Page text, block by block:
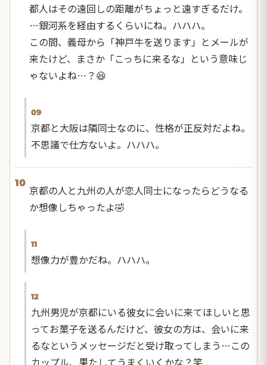
都人はその遠回しの距離がちょっと遠すぎるだけ。
…銀河系を経由するくらいにね。ハハハ。
この間、義母から「神戸牛を送ります」とメールが
来たけど、まさか「こっちに来るな」という意味じ
ゃないよね…？😆
09
京都と大阪は隣同士なのに、性格が正反対だよね。
不思議で仕方ないよ。ハハハ。
10
京都の人と九州の人が恋人同士になったらどうなる
か想像しちゃったよ🤣
11
想像力が豊かだね。ハハハ。
12
九州男児が京都にいる彼女に会いに来てほしいと思
ってお菓子を送るんだけど、彼女の方は、会いに来
るなというメッセージだと受け取ってしまう…この
カップル、果たしてうまくいくかな？笑